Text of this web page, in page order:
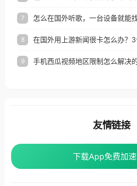
7 怎么在国外听歌，一台设备就能
8
9
下载App免费加
下载App免费加
友情链接